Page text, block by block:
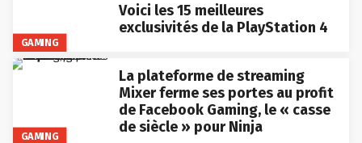
GAMING
Voici les 15 meilleures
exclusivités de la PlayStation 4
GAMING
La plateforme de streaming
Mixer ferme ses portes au profit
de Facebook Gaming, le « casse
de siècle » pour Ninja